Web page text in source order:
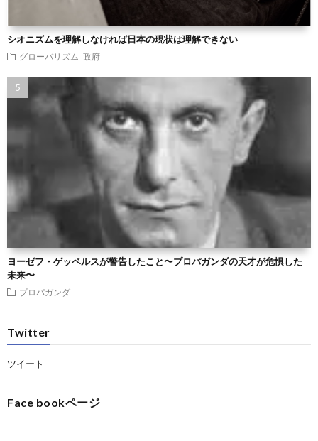
シオニズムを理解しなければ日本の現状は理解できない
グローバリズム 政府
ヨーゼフ・ゲッベルスが警告したこと〜プロパガンダの天才が危惧した
未来〜
プロパガンダ
Twitter
ツイート
Face bookページ